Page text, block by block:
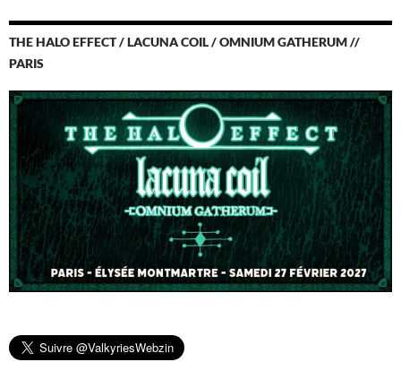
THE HALO EFFECT / LACUNA COIL / OMNIUM GATHERUM //
PARIS